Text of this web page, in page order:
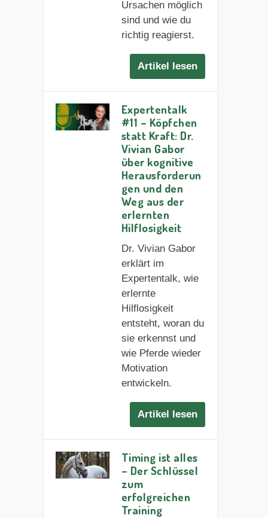
Ursachen möglich
sind und wie du
richtig reagierst.
Artikel lesen
Expertentalk
#11 – Köpfchen
statt Kraft: Dr.
Vivian Gabor
über kognitive
Herausforderun
gen und den
Weg aus der
erlernten
Hilflosigkeit
Dr. Vivian Gabor
erklärt im
Expertentalk, wie
erlernte
Hilflosigkeit
entsteht, woran du
sie erkennst und
wie Pferde wieder
Motivation
entwickeln.
Artikel lesen
Timing ist alles
– Der Schlüssel
zum
erfolgreichen
Training